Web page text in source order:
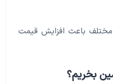
مختلف باعث افزایش قیمت